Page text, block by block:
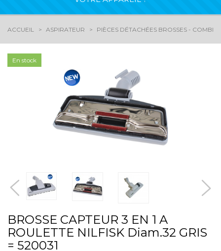
ACCUEIL ASPIRATEUR PIÈCES DÉTACHÉES BROSSES -
En stock
BROSSE CAPTEUR 3 EN 1 A
ROULETTE NILFISK Diam.32 GRIS
= 520031